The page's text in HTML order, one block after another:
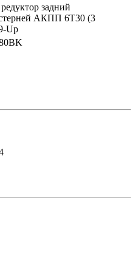
задний
АКПП 6T30 (3
Up